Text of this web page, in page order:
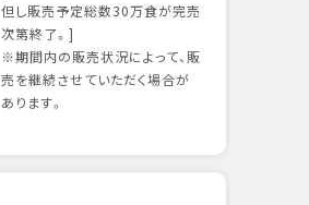
但し販売予定総数30万食が完売
次第終了。]
※期間内の販売状況によって、販
売を継続させていただく場合が
あります。